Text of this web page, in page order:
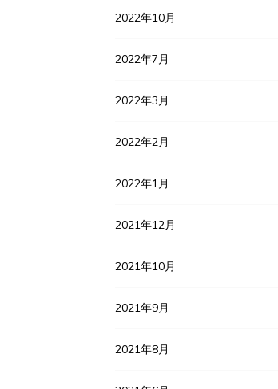
2022年10月
2022年7月
2022年3月
2022年2月
2022年1月
2021年12月
2021年10月
2021年9月
2021年8月